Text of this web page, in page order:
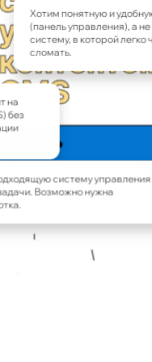
Хотим понятную и
(панель управления), а
систему, в которой легко
сломать.
на
без
систему управления
Возможно нужна